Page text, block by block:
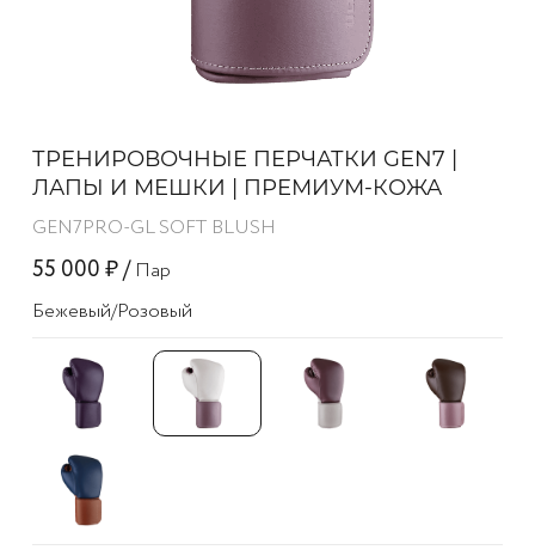
ТРЕНИРОВОЧНЫЕ ПЕРЧАТКИ GEN7 |
ЛАПЫ И МЕШКИ | ПРЕМИУМ-КОЖА
GEN7PRO-GL SOFT BLUSH
55 000 ₽ / Пар
Бежевый/розовый